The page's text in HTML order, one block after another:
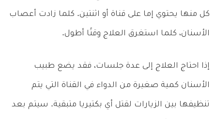
كل منها يحتوي إما على قناة أو اثنتين. كلما زادت أعصاب
الأسنان، كلما استغرق العلاج وقتًا أطول.
إذا احتاج العلاج إلى عدة جلسات، فقد يضع طبيب
الأسنان كمية صغيرة من الدواء في القناة التي يتم
تنظيفها بين الزيارات لقتل أي بكتيريا متبقية. سيتم بعد